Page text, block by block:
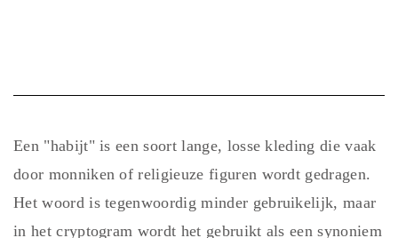
Een "habijt" is een soort lange, losse kleding die vaak
door monniken of religieuze figuren wordt gedragen.
Het woord is tegenwoordig minder gebruikelijk, maar
in het cryptogram wordt het gebruikt als een synoniem